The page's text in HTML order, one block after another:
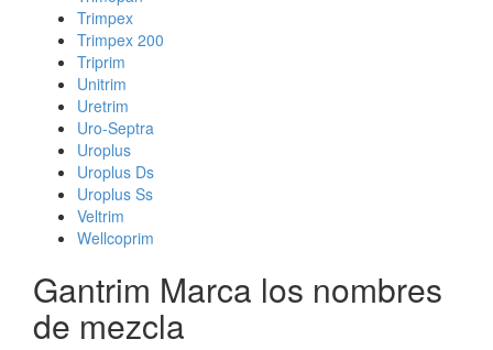
Trimpex
Trimpex 200
Triprim
Unitrim
Uretrim
Uro-Septra
Uroplus
Uroplus Ds
Uroplus Ss
Veltrim
Wellcoprim
Gantrim Marca los nombres
de mezcla